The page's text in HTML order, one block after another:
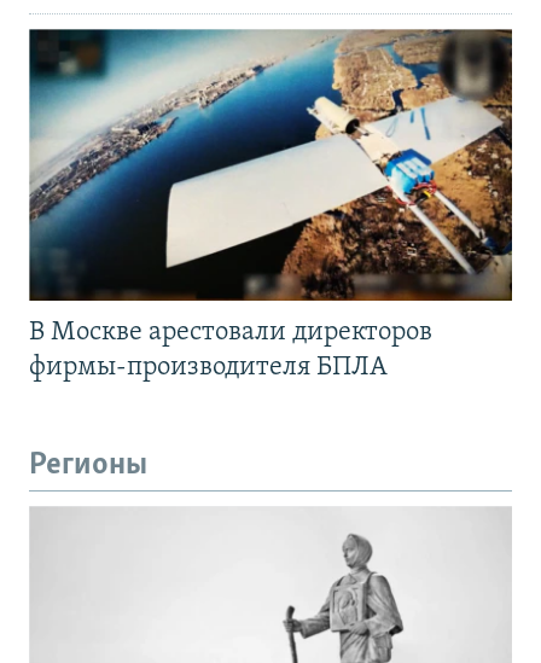
В Москве арестовали директоров
фирмы-производителя БПЛА
Регионы